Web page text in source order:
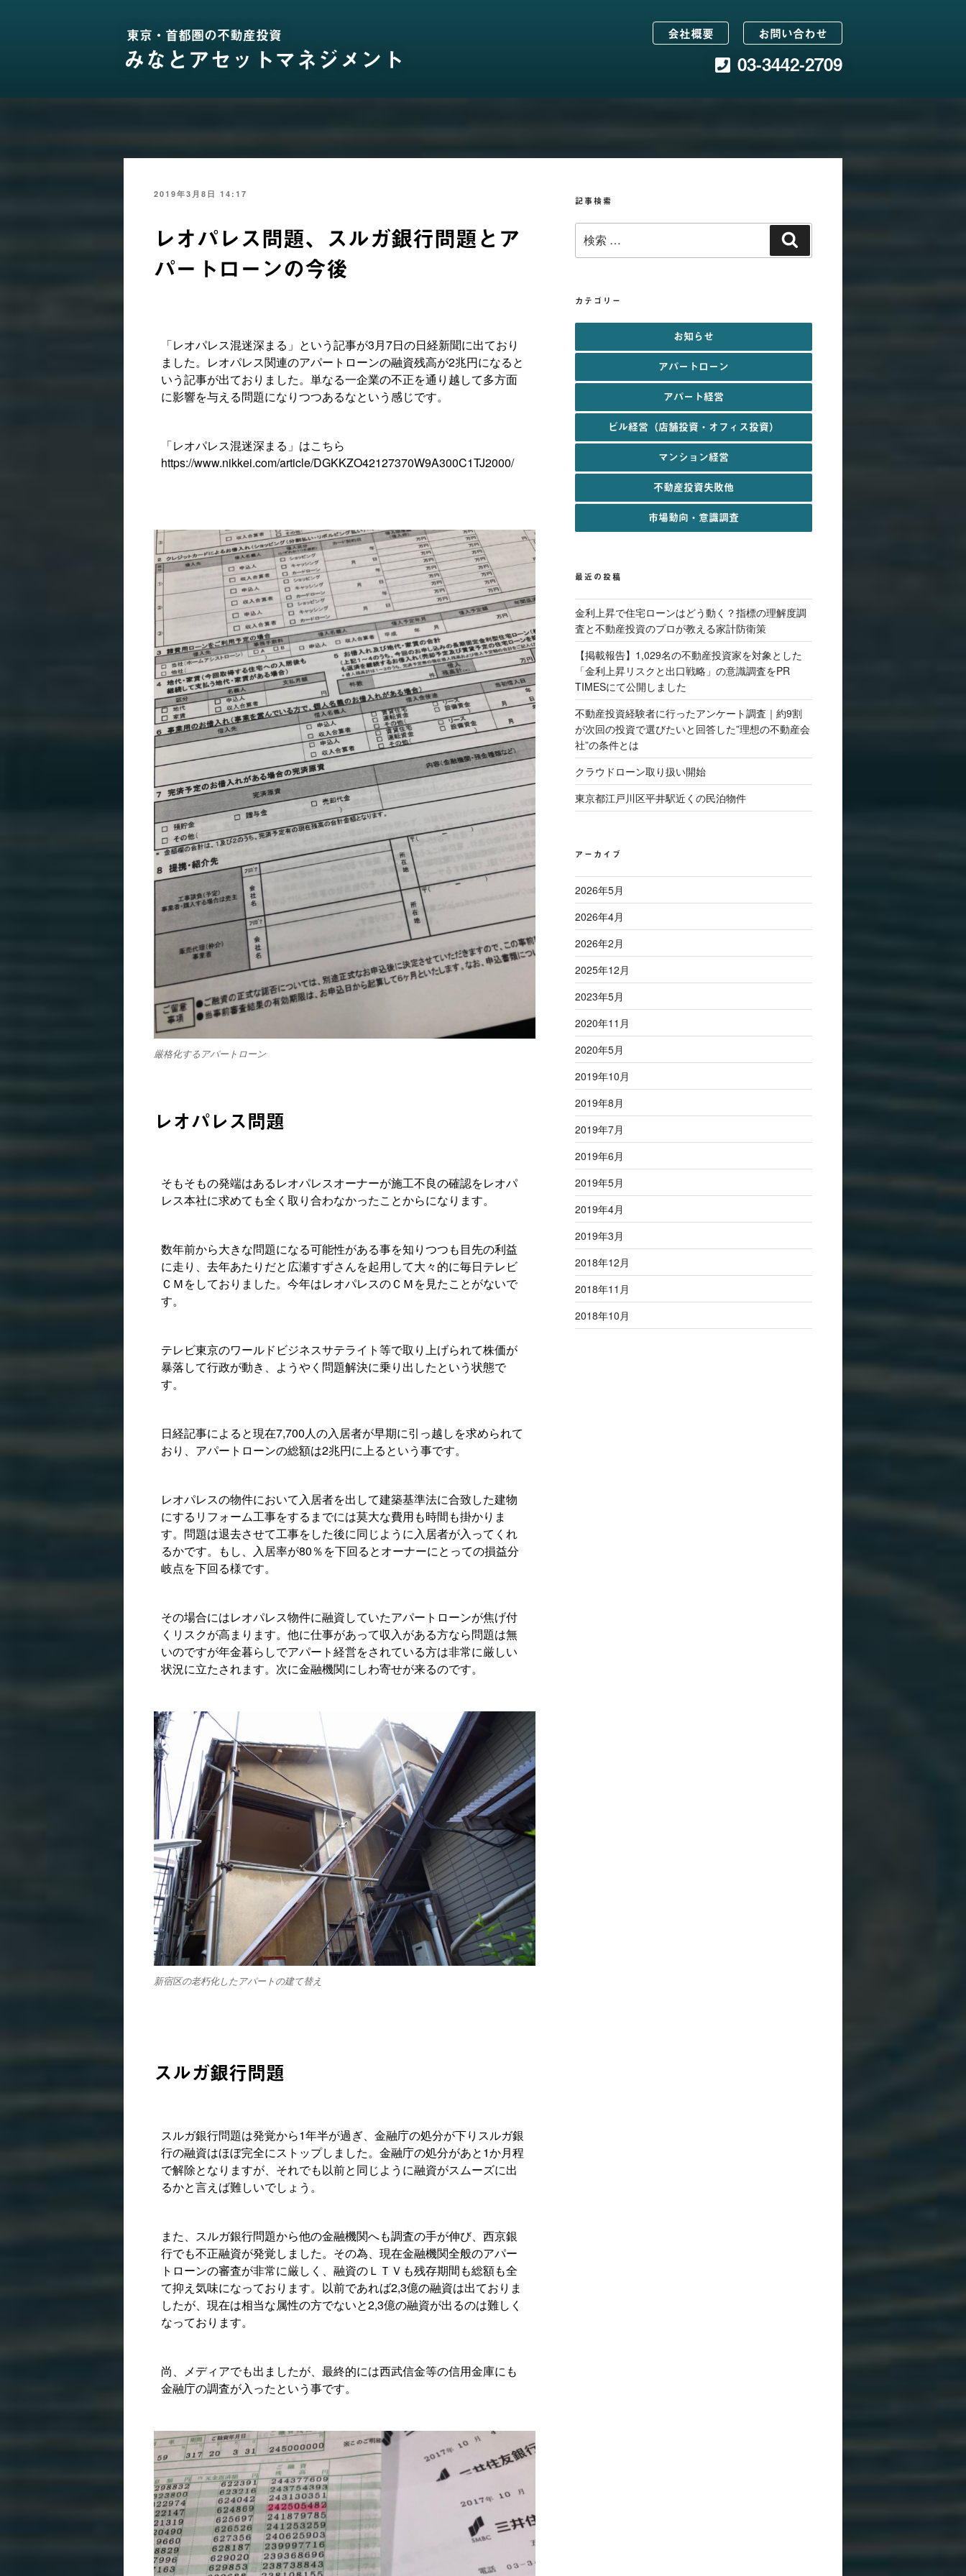
東京・首都圏の不動産投資
みなとアセットマネジメント
会社概要 お問い合わせ
03-3442-2709
投
2019年3月8日 14:17
レオパレス問題、スルガ銀行問題とア
パートローンの今後
「レオパレス混迷深まる」という記事が3月7日の日経新聞に出ており
ました。レオパレス関連のアパートローンの融資残高が2兆円になると
いう記事が出ておりました。単なる一企業の不正を通り越して多方面
に影響を与える問題になりつつあるなという感じです。
「レオパレス混迷深まる」はこちら
https://www.nikkei.com/article/DGKKZO42127370W9A300C1TJ2000/
厳格化するアパートローン
レオパレス問題
そもそもの発端はあるレオパレスオーナーが施工不良の確認をレオパ
レス本社に求めても全く取り合わなかったことからになります。
数年前から大きな問題になる可能性がある事を知りつつも目先の利益
に走り、去年あたりだと広瀬すずさんを起用して大々的に毎日テレビ
ＣＭをしておりました。今年はレオパレスのＣＭを見たことがないで
す。
テレビ東京のワールドビジネスサテライト等で取り上げられて株価が
暴落して行政が動き、ようやく問題解決に乗り出したという状態で
す。
日経記事によると現在7,700人の入居者が早期に引っ越しを求められて
おり、アパートローンの総額は2兆円に上るという事です。
レオパレスの物件において入居者を出して建築基準法に合致した建物
にするリフォーム工事をするまでには莫大な費用も時間も掛かりま
す。問題は退去させて工事をした後に同じように入居者が入ってくれ
るかです。もし、入居率が80％を下回るとオーナーにとっての損益分
岐点を下回る様です。
その場合にはレオパレス物件に融資していたアパートローンが焦げ付
くリスクが高まります。他に仕事があって収入がある方なら問題は無
いのですが年金暮らしでアパート経営をされている方は非常に厳しい
状況に立たされます。次に金融機関にしわ寄せが来るのです。
新宿区の老朽化したアパートの建て替え
スルガ銀行問題
スルガ銀行問題は発覚から1年半が過ぎ、金融庁の処分が下りスルガ銀
行の融資はほぼ完全にストップしました。金融庁の処分があと1か月程
で解除となりますが、それでも以前と同じように融資がスムーズに出
るかと言えば難しいでしょう。
また、スルガ銀行問題から他の金融機関へも調査の手が伸び、西京銀
行でも不正融資が発覚しました。その為、現在金融機関全般のアパー
トローンの審査が非常に厳しく、融資のＬＴＶも残存期間も総額も全
て抑え気味になっております。以前であれば2,3億の融資は出ておりま
したが、現在は相当な属性の方でないと2,3億の融資が出るのは難しく
なっております。
尚、メディアでも出ましたが、最終的には西武信金等の信用金庫にも
金融庁の調査が入ったという事です。
記事検索
索:
索
カテゴリー
お知らせ
アパートローン
アパート経営
ビル経営（店舗投資・オフィス投資）
マンション経営
不動産投資失敗他
市場動向・意識調査
最近の投稿
金利上昇で住宅ローンはどう動く？指標の理解度調
査と不動産投資のプロが教える家計防衛策
【掲載報告】1,029名の不動産投資家を対象とした
「金利上昇リスクと出口戦略」の意識調査をPR
TIMESにて公開しました
不動産投資経験者に行ったアンケート調査｜約9割
が次回の投資で選びたいと回答した”理想の不動産会
社”の条件とは
クラウドローン取り扱い開始
東京都江戸川区平井駅近くの民泊物件
アーカイブ
2026年5月
2026年4月
2026年2月
2025年12月
2023年5月
2020年11月
2020年5月
2019年10月
2019年8月
2019年7月
2019年6月
2019年5月
2019年4月
2019年3月
2018年12月
2018年11月
2018年10月